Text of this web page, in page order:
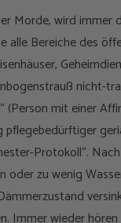
Morde, wird immer
alle Bereiche des
nicht-
mit einer
Protokoll“.
zu wenig
Immer wieder